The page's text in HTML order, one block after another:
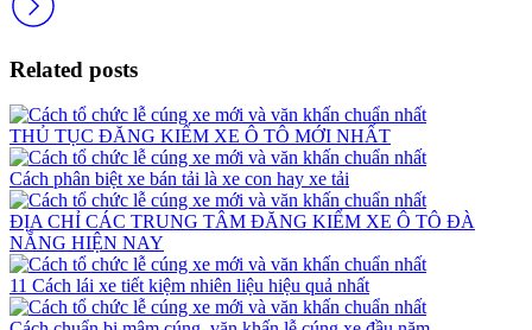
Related posts
THỦ TỤC ĐĂNG KIỂM XE Ô TÔ MỚI NHẤT
Cách phân biệt xe bán tải là xe con hay xe tải
ĐỊA CHỈ CÁC TRUNG TÂM ĐĂNG KIỂM XE Ô TÔ ĐÀ
NẴNG HIỆN NAY
11 Cách lái xe tiết kiệm nhiên liệu hiệu quả nhất